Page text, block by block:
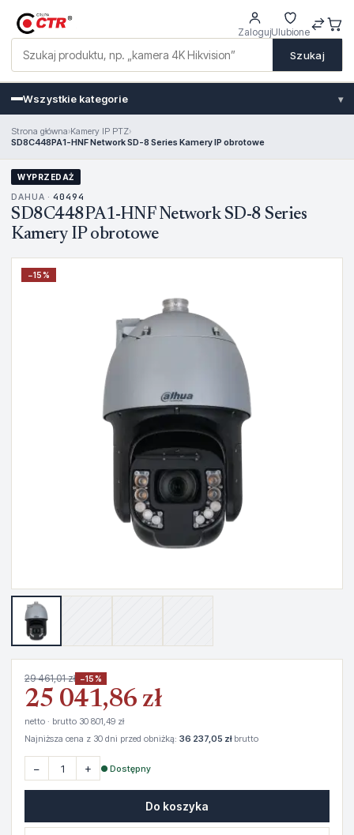
Szukaj
ZalogujUlubione
Wszystkie kategorie ▾
Strona główna›Kamery IP PTZ›
SD8C448PA1-HNF Network SD-8 Series Kamery IP obrotowe
WYPRZEDAŻ
DAHUA · 40494
SD8C448PA1-HNF Network SD-8 Series
Kamery IP obrotowe
−15%
29 461,01 zł −15%
25 041,86 zł
netto · brutto 30 801,49 zł
Najniższa cena z 30 dni przed obniżką: 36 237,05 złbrutto
− + ● Dostępny
Do koszyka